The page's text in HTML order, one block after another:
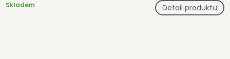
Skladem Detail produktu